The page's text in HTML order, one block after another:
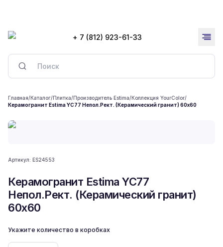
+ 7 (812) 923-61-33
Главная/Каталог/Плитка/Производитель Estima/Коллекция YourColor/
Керамогранит Estima YC77 Непол.Рект. (Керамический гранит) 60x60
Артикул: ES24553
Керамогранит Estima YC77
Непол.Рект. (Керамический гранит)
60x60
Укажите количество в коробках